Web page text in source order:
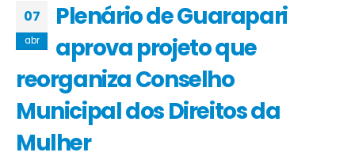
07
abr
Plenário de Guarapari
aprova projeto que
reorganiza Conselho
Municipal dos Direitos da
Mulher